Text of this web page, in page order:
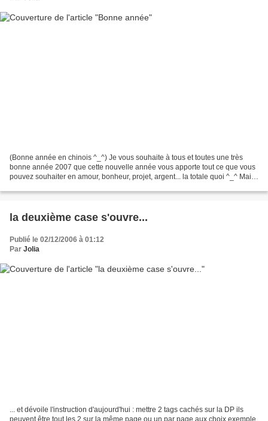
(Bonne année en chinois ^_^) Je vous souhaite à tous et toutes une très
bonne année 2007 que cette nouvelle année vous apporte tout ce que vous
pouvez souhaiter en amour, bonheur, projet, argent... la totale quoi ^_^ Mais
la deuxième case s'ouvre...
Publié le 02/12/2006 à 01:12
Par Jolia
... et dévoile l'instruction d'aujourd'hui : mettre 2 tags cachés sur la DP ils
peuvent être tout les 2 sur la même page ou un par page aux choix exemple